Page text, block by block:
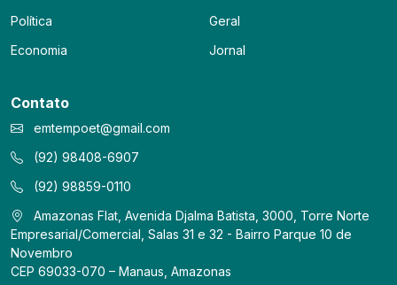
Política
Economia
Geral
Jornal
Contato
emtempoet@gmail.com
(92) 98408-6907
(92) 98859-0110
Amazonas Flat, Avenida Djalma Batista, 3000, Torre Norte
Empresarial/Comercial, Salas 31 e 32 - Bairro Parque 10 de
Novembro
CEP 69033-070 – Manaus, Amazonas